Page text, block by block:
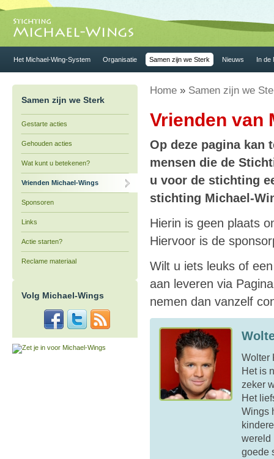
Het Michael-Wing-System Organisatie Samen zijn we Sterk Nieuws In de
Samen zijn we Sterk
Gestarte acties
Gehouden acties
Wat kunt u betekenen?
Vrienden Michael-Wings
Sponsoren
Links
Actie starten?
Reclame materiaal
Volg Michael-Wings
Home » Samen zijn we
Vrienden van
Op deze pagina kan
mensen die de
u voor de stichting
stichting Michael-
Hierin is geen plaats
Hiervoor is de
Wilt u iets leuks of
aan leveren via
nemen dan vanzelf
Wolter
Het is
zeker
Het
Wings
wereld
goede